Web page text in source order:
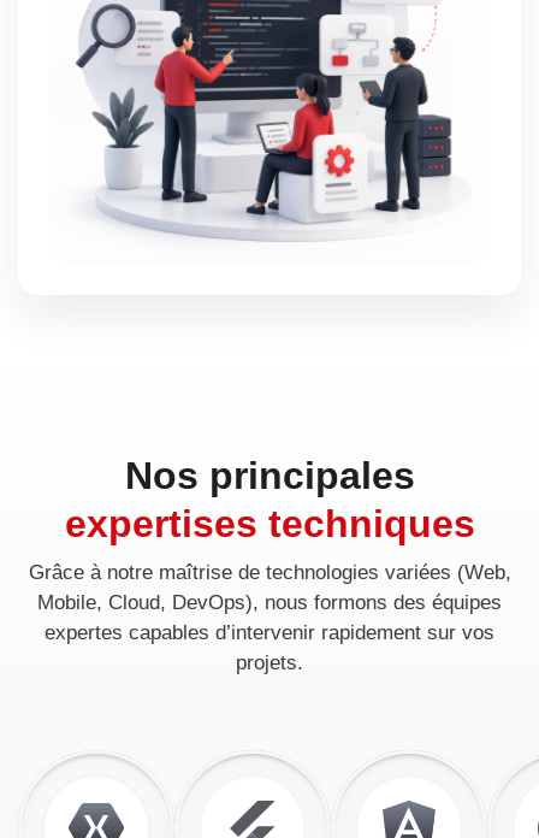
Nos principales
expertises techniques
Grâce à notre maîtrise de technologies variées (Web,
Mobile, Cloud, DevOps), nous formons des équipes
expertes capables d’intervenir rapidement sur vos
projets.